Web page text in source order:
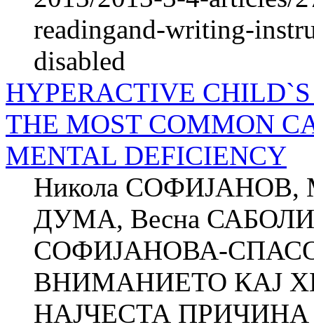
readingand-writing-
disabled
HYPERACTIVE
THE MOST COMMON
MENTAL DEFICIENCY
Никола СОФИЈАНОВ,
ДУМА, Весна
СОФИЈАНОВА-
ВНИМАНИЕТО КАЈ
НАЈЧЕСТА